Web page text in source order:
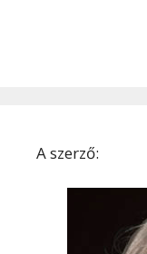
A szerző: